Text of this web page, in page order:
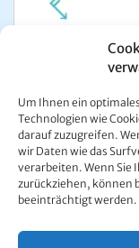
Um Ihnen ein
Technologien wie
darauf zuzugreifen.
wir Daten wie das
verarbeiten. Wenn Sie
zurückziehen, können
beeinträchtigt werden.
Das aktuelle
Unwetter
Satellitenbild
ÖAMTC